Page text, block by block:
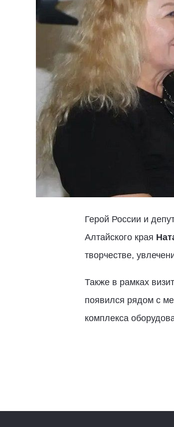
Герой России и
Алтайского края
творчестве,
Также в рамках
появился рядом с
комплекса